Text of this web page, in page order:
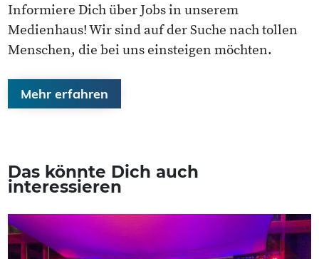
Informiere Dich über Jobs in unserem
Medienhaus! Wir sind auf der Suche nach tollen
Menschen, die bei uns einsteigen möchten.
Mehr erfahren
Das könnte Dich auch
interessieren